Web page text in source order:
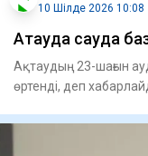
10 Шілде 2026 10:08
Ақтауда сауда
Ақтаудың 23-шағын
өртенді, деп